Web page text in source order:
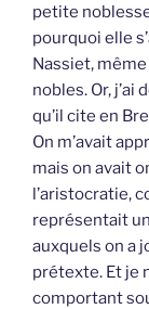
petite
pourquoi elle
Nassiet,
nobles. Or,
qu’il cite en
On m’avait
mais on avait
l’aristocratie,
représentait
auxquels on a
prétexte. Et je
comportant